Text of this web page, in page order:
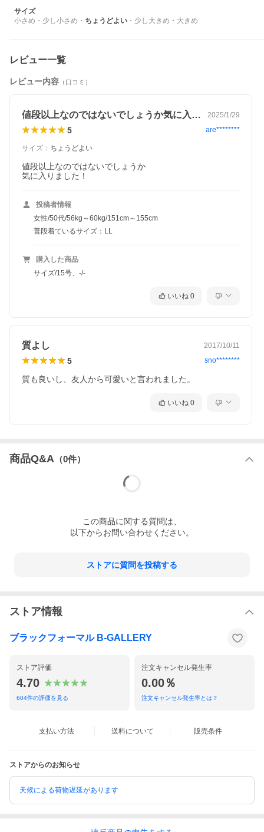
サイズ
小さめ ・ 少し小さめ ・ ちょうどよい ・ 少し大きめ ・ 大きめ
レビュー一覧
レビュー内容 （口コミ）
値段以上なのではないでしょうか気に入り… 2025/1/29
5 are********
サイズ ： ちょうどよい
値段以上なのではないでしょうか
気に入りました！
投稿者情報
女性/50代/56kg～60kg/151cm～155cm
普段着ているサイズ：LL
購入した商品
サイズ/15号、-/-
いいね 0
質よし 2017/10/11
5 sno********
質も良いし、友人から可愛いと言われました。
いいね 0
商品Q&A （0件）
この商品に関する質問は、
以下からお問い合わせください。
ストアに質問を投稿する
ストア情報
ブラックフォーマル B-GALLERY
ストア評価
4.70
604件の評価を見る
注文キャンセル発生率
0.00％
注文キャンセル発生率とは？
支払い方法 送料について 販売条件
ストアからのお知らせ
天候による荷物遅延があります